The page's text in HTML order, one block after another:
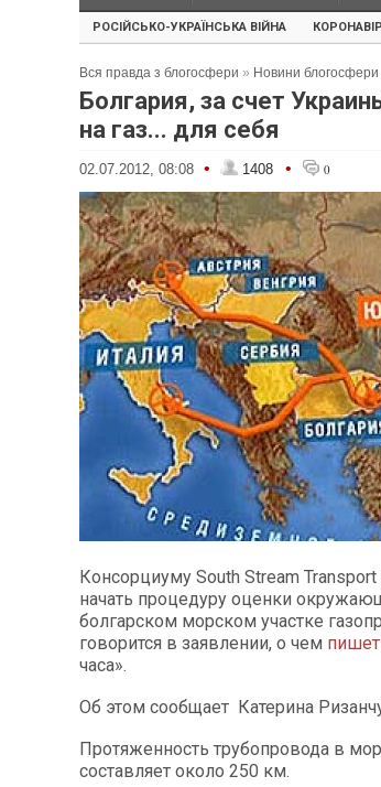
РОСІЙСЬКО-УКРАЇНСЬКА ВІЙНА
Вся правда з блогосфери » Новини блогосфери
Болгария, за счет
на газ... для себя
02.07.2012, 08:08 • 1408 • 0
Консорциуму South Stream
начать процедуру оценки
болгарском морском участке
говорится в заявлении, о чем пишет
часа».
Об этом сообщает Катерина
Протяженность трубопровода в
составляет около 250 км.